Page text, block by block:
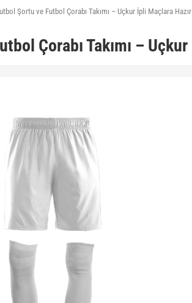
Şortu ve Futbol Çorabı Takımı – Uçkur İpli Maçlara
Çorabı Takımı –